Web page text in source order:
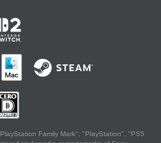
Family Mark", "PlayStation", "PS5